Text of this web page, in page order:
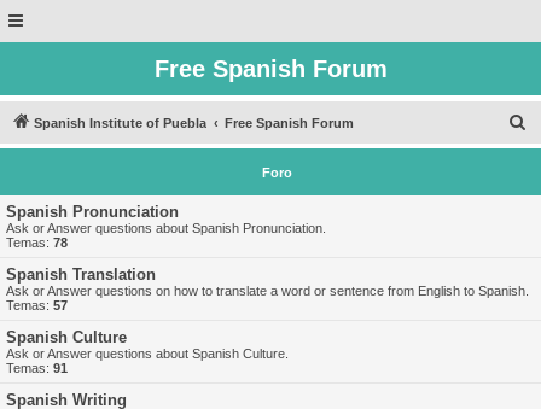
Free Spanish Forum
Spanish Institute of Puebla Free Spanish Forum
u
Foro
Spanish Pronunciation
Ask or Answer questions about Spanish Pronunciation.
Temas: 78
Spanish Translation
Ask or Answer questions on how to translate a word or sentence from English to Spanish.
Temas: 57
Spanish Culture
Ask or Answer questions about Spanish Culture.
Temas: 91
Spanish Writing